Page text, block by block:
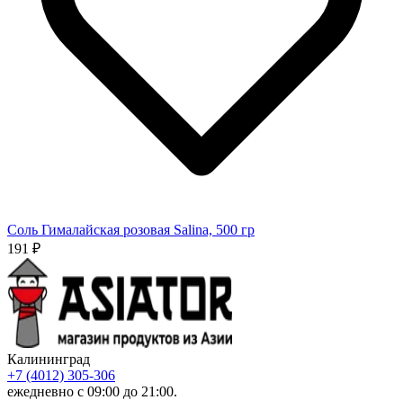
Соль Гималайская розовая Salina, 500 гр
191 ₽
Калининград
+7 (4012) 305-306
ежедневно с 09:00 до 21:00.